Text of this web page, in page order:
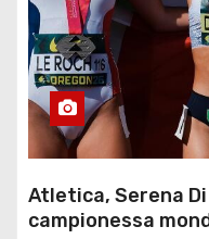
Atletica, Serena
campionessa